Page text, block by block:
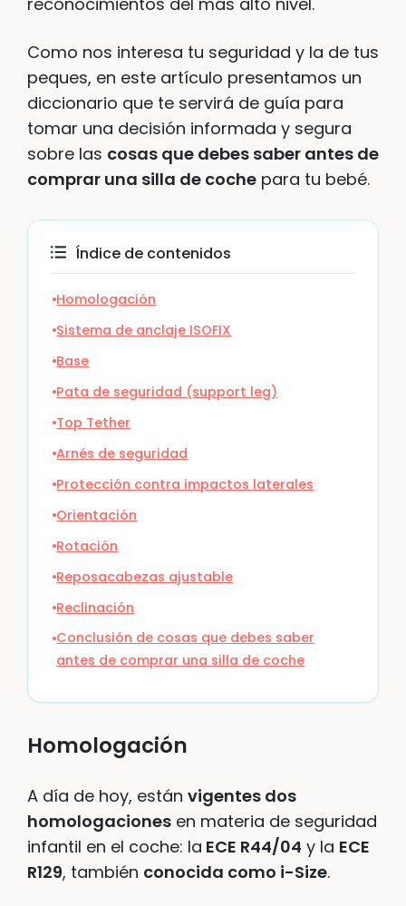
Como nos interesa tu seguridad y la de tus
peques, en este artículo presentamos un
diccionario que te servirá de guía para
tomar una decisión informada y segura
sobre las cosas que debes saber antes de
comprar una silla de coche para tu bebé.
Índice de contenidos
Homologación
Sistema de anclaje ISOFIX
Base
Pata de seguridad (support leg)
Top Tether
Arnés de seguridad
Protección contra impactos laterales
Orientación
Rotación
Reposacabezas ajustable
Reclinación
Conclusión de cosas que debes saber
antes de comprar una silla de coche
Homologación
A día de hoy, están vigentes dos
homologaciones en materia de seguridad
infantil en el coche: la ECE R44/04 y la ECE
R129, también conocida como i-Size.